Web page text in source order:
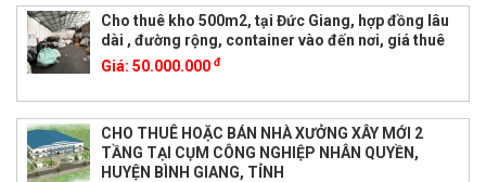
Cho thuê kho 500m2, tại Đức Giang, hợp đồng lâu
dài , đường rộng, container vào đến nơi, giá thuê
Giá: 50.000.000 đ
CHO THUÊ HOẶC BÁN NHÀ XƯỞNG XÂY MỚI 2
TẦNG TẠI CỤM CÔNG NGHIỆP NHÂN QUYỀN,
HUYỆN BÌNH GIANG, TỈNH